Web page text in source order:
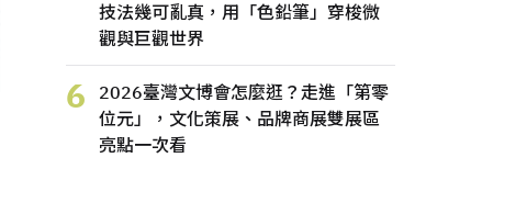
技法幾可亂真，用「色鉛筆」穿梭微
觀與巨觀世界
6
2026臺灣文博會怎麼逛？走進「第零
位元」，文化策展、品牌商展雙展區
亮點一次看